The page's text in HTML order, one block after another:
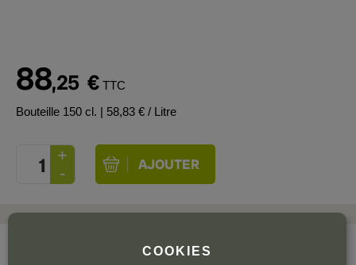
88,25 € TTC
Bouteille 150 cl. | 58,83 € / Litre
COOKIES